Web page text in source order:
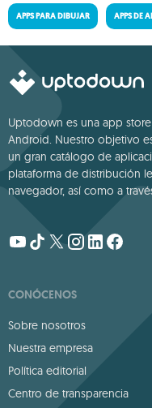
APPS PARA DIBUJAR APPS DE
Uptodown es una app
Android. Nuestro objetivo
un gran catálogo de
plataforma de distribución
navegador, así como a
CONÓCENOS
Sobre nosotros
Nuestra empresa
Política editorial
Centro de transparencia